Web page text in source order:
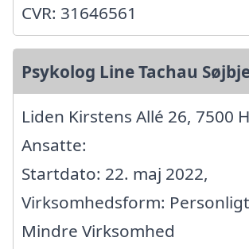
CVR: 31646561
Psykolog Line Tachau
Liden Kirstens Allé 26, 7500
Ansatte:
Startdato: 22. maj 2022,
Virksomhedsform:
Mindre Virksomhed